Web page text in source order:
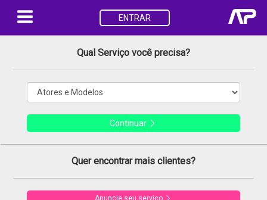
ENTRAR
Qual Serviço você precisa?
Continuar
Quer encontrar mais clientes?
Anuncie seu serviço